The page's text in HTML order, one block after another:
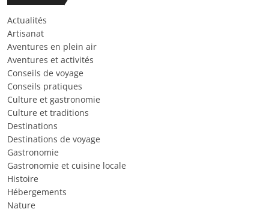
Actualités
Artisanat
Aventures en plein air
Aventures et activités
Conseils de voyage
Conseils pratiques
Culture et gastronomie
Culture et traditions
Destinations
Destinations de voyage
Gastronomie
Gastronomie et cuisine locale
Histoire
Hébergements
Nature